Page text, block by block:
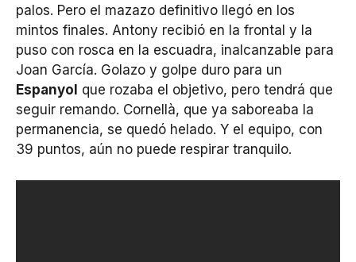
palos. Pero el mazazo definitivo llegó en los
mintos finales. Antony recibió en la frontal y la
puso con rosca en la escuadra, inalcanzable para
Joan García. Golazo y golpe duro para un
Espanyol que rozaba el objetivo, pero tendrá que
seguir remando. Cornellà, que ya saboreaba la
permanencia, se quedó helado. Y el equipo, con
39 puntos, aún no puede respirar tranquilo.